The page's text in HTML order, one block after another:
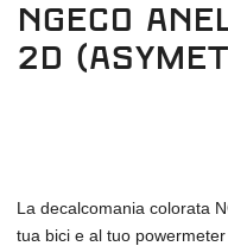
NGeco
2D
La decalcomania colorata
tua bici e al tuo